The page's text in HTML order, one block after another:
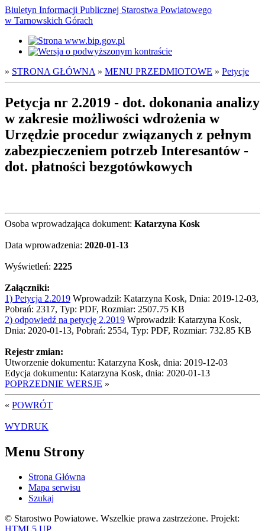
Biuletyn Informacji Publicznej Starostwa Powiatowego
w Tarnowskich Górach
» STRONA GŁÓWNA » MENU PRZEDMIOTOWE » Petycje
Petycja nr 2.2019 - dot. dokonania analizy
w zakresie możliwości wdrożenia w
Urzędzie procedur związanych z pełnym
zabezpieczeniem potrzeb Interesantów -
dot. płatności bezgotówkowych
Osoba wprowadzająca dokument: Katarzyna Kosk
Data wprowadzenia: 2020-01-13
Wyświetleń: 2225
Załączniki:
1) Petycja 2.2019 Wprowadził: Katarzyna Kosk, Dnia: 2019-12-03,
Pobrań: 2317, Typ: PDF, Rozmiar: 2507.75 KB
2) odpowiedź na petycję 2.2019 Wprowadził: Katarzyna Kosk,
Dnia: 2020-01-13, Pobrań: 2554, Typ: PDF, Rozmiar: 732.85 KB
Rejestr zmian:
Utworzenie dokumentu: Katarzyna Kosk, dnia: 2019-12-03
Edycja dokumentu: Katarzyna Kosk, dnia: 2020-01-13
POPRZEDNIE WERSJE »
« POWRÓT
WYDRUK
Menu Strony
Strona Główna
Mapa serwisu
Szukaj
© Starostwo Powiatowe. Wszelkie prawa zastrzeżone. Projekt:
HTML5 UP.